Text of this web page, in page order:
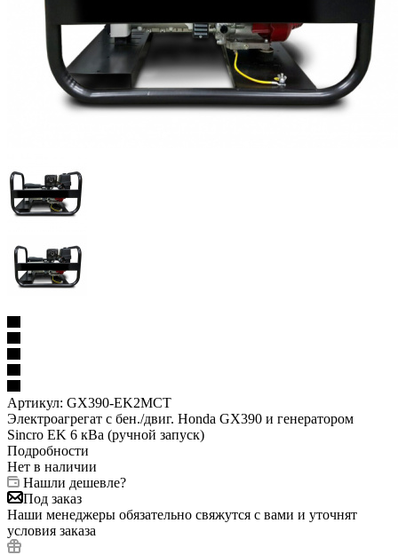
Артикул: GX390-EK2MCT
Электроагрегат с бен./двиг. Honda GX390 и генератором
Sincro EK 6 кВа (ручной запуск)
Подробности
Нет в наличии
Нашли дешевле?
Под заказ
Наши менеджеры обязательно свяжутся с вами и уточнят
условия заказа